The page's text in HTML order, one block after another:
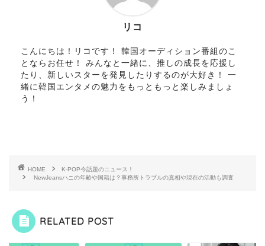
リコ
こんにちは！リコです！ 韓国オーディション番組のこ
とならお任せ！ みんなと一緒に、推しの成長を応援し
たり、新しいスターを発見したりするのが大好き！ 一
緒に韓国エンタメの魅力をもっともっと楽しみましょ
う！
HOME
K-POP今話題のニュース！
NewJeansハニの年齢や国籍は？事務所トラブルの真相や現在の活動も調査
RELATED POST